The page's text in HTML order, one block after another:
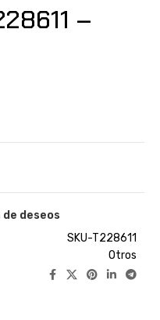
–
deseos
SKU-T228611
Otros